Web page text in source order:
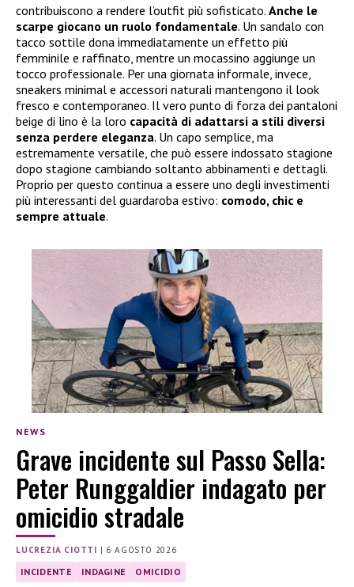
contribuiscono a rendere l’outfit più sofisticato. Anche le
scarpe giocano un ruolo fondamentale. Un sandalo con
tacco sottile dona immediatamente un effetto più
femminile e raffinato, mentre un mocassino aggiunge un
tocco professionale. Per una giornata informale, invece,
sneakers minimal e accessori naturali mantengono il look
fresco e contemporaneo. Il vero punto di forza dei pantaloni
beige di lino è la loro capacità di adattarsi a stili diversi
senza perdere eleganza. Un capo semplice, ma
estremamente versatile, che può essere indossato stagione
dopo stagione cambiando soltanto abbinamenti e dettagli.
Proprio per questo continua a essere uno degli investimenti
più interessanti del guardaroba estivo: comodo, chic e
sempre attuale.
NEWS
Grave incidente sul Passo Sella:
Peter Runggaldier indagato per
omicidio stradale
LUCREZIA CIOTTI | 6 AGOSTO 2026
INCIDENTE INDAGINE OMICIDIO